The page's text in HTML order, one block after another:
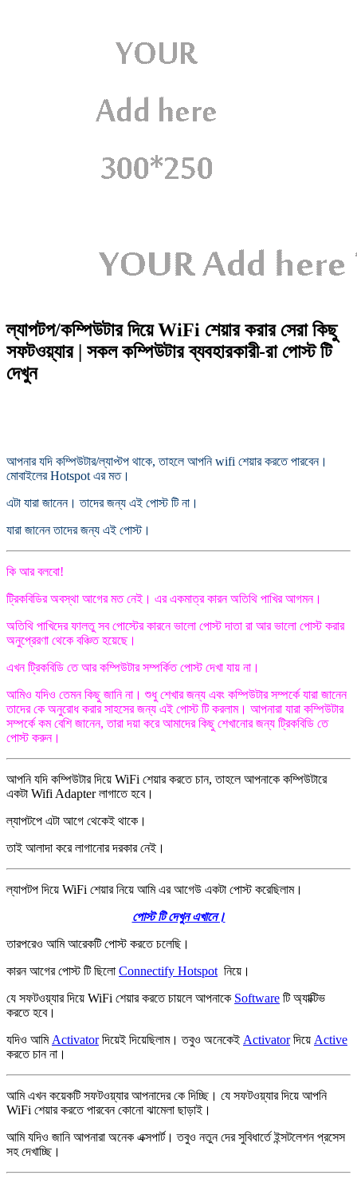
ল্যাপটপ/কম্পিউটার দিয়ে WiFi শেয়ার করার সেরা কিছু
সফটওয়্যার | সকল কম্পিউটার ব্যবহারকারী-রা পোস্ট টি
দেখুন
আপনার যদি কম্পিউটার/ল্যাপ্টপ থাকে, তাহলে আপনি wifi শেয়ার করতে পারবেন।
মোবাইলের Hotspot এর মত।
এটা যারা জানেন। তাদের জন্য এই পোস্ট টি না।
যারা জানেন তাদের জন্য এই পোস্ট।
কি আর বলবো!
ট্রিকবিডির অবস্থা আগের মত নেই। এর একমাত্র কারন অতিথি পাখির আগমন।
অতিথি পাখিদের ফালতু সব পোস্টের কারনে ভালো পোস্ট দাতা রা আর ভালো পোস্ট করার
অনুপ্রেরণা থেকে বঞ্চিত হয়েছে।
এখন ট্রিকবিডি তে আর কম্পিউটার সম্পর্কিত পোস্ট দেখা যায় না।
আমিও যদিও তেমন কিছু জানি না। শুধু শেখার জন্য এবং কম্পিউটার সম্পর্কে যারা জানেন
তাদের কে অনুরোধ করার সাহসের জন্য এই পোস্ট টি করলাম। আপনারা যারা কম্পিউটার
সম্পর্কে কম বেশি জানেন, তারা দয়া করে আমাদের কিছু শেখানোর জন্য ট্রিকবিডি তে
পোস্ট করুন।
আপনি যদি কম্পিউটার দিয়ে WiFi শেয়ার করতে চান, তাহলে আপনাকে কম্পিউটারে
একটা Wifi Adapter লাগাতে হবে।
ল্যাপটপে এটা আগে থেকেই থাকে।
তাই আলাদা করে লাগানোর দরকার নেই।
ল্যাপটপ দিয়ে WiFi শেয়ার নিয়ে আমি এর আগেউ একটা পোস্ট করেছিলাম।
পোস্ট টি দেখুন এখানে।
তারপরেও আমি আরেকটি পোস্ট করতে চলেছি।
কারন আগের পোস্ট টি ছিলো Connectify Hotspot নিয়ে।
যে সফটওয়্যার দিয়ে WiFi শেয়ার করতে চায়লে আপনাকে Software টি অ্যাক্টিভ
করতে হবে।
যদিও আমি Activatorদিয়েই দিয়েছিলাম। তবুও অনেকেই Activatorদিয়ে Active
করতে চান না।
আমি এখন কয়েকটি সফটওয়্যার আপনাদের কে দিচ্ছি। যে সফটওয়্যার দিয়ে আপনি
WiFi শেয়ার করতে পারবেন কোনো ঝামেলা ছাড়াই।
আমি যদিও জানি আপনারা অনেক এক্সপার্ট। তবুও নতুন দের সুবিধার্তে ইন্সটলেশন প্রসেস
সহ দেখাচ্ছি।